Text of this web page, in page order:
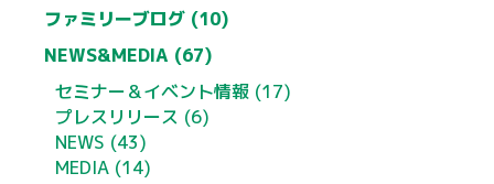
ファミリーブログ (10)
NEWS&MEDIA (67)
セミナー＆イベント情報 (17)
プレスリリース (6)
NEWS (43)
MEDIA (14)